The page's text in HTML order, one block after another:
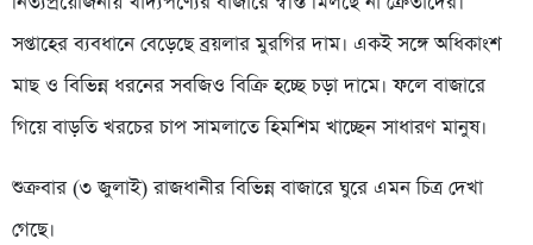
সপ্তাহের ব্যবধানে বেড়েছে ব্রয়লার মুরগির দাম। একই সঙ্গে অধিকাংশ
মাছ ও বিভিন্ন ধরনের সবজিও বিক্রি হচ্ছে চড়া দামে। ফলে বাজারে
গিয়ে বাড়তি খরচের চাপ সামলাতে হিমশিম খাচ্ছেন সাধারণ মানুষ।
শুক্রবার (৩ জুলাই) রাজধানীর বিভিন্ন বাজারে ঘুরে এমন চিত্র দেখা
গেছে।